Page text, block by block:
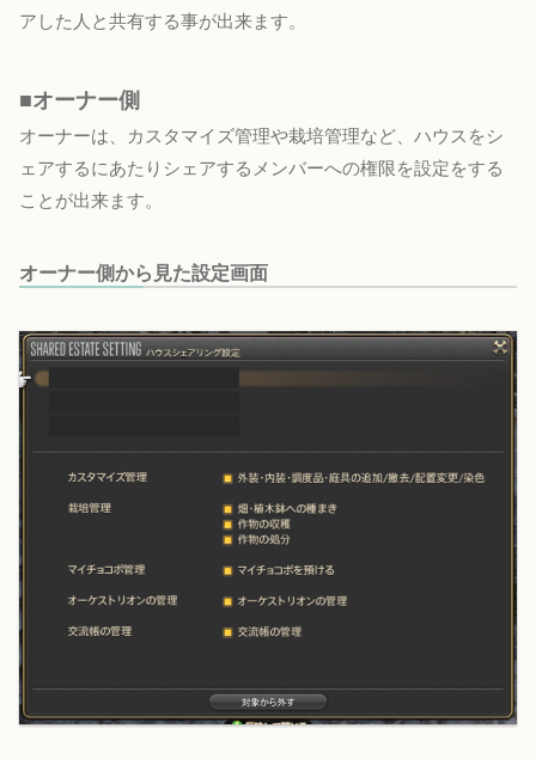
アした人と共有する事が出来ます。
■オーナー側
オーナーは、カスタマイズ管理や栽培管理など、ハウスをシ
ェアするにあたりシェアするメンバーへの権限を設定をする
ことが出来ます。
オーナー側から見た設定画面